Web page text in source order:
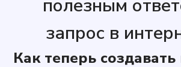
полезным
запрос в
Как теперь создавать